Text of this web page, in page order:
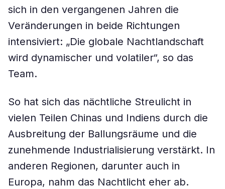
sich in den vergangenen Jahren die
Veränderungen in beide Richtungen
intensiviert: „Die globale Nachtlandschaft
wird dynamischer und volatiler“, so das
Team.
So hat sich das nächtliche Streulicht in
vielen Teilen Chinas und Indiens durch die
Ausbreitung der Ballungsräume und die
zunehmende Industrialisierung verstärkt. In
anderen Regionen, darunter auch in
Europa, nahm das Nachtlicht eher ab.